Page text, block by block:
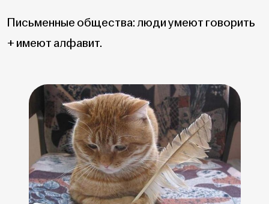
Письменные общества: люди умеют говорить
+ имеют алфавит.